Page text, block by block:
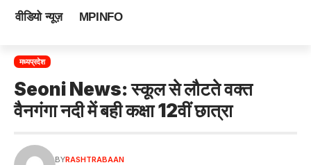
वीडियो न्यूज़ MPINFO
मध्यप्रदेश
Seoni News: स्कूल से लौटते वक्त
वैनगंगा नदी में बही कक्षा 12वीं छात्रा
BYRASHTRABAAN